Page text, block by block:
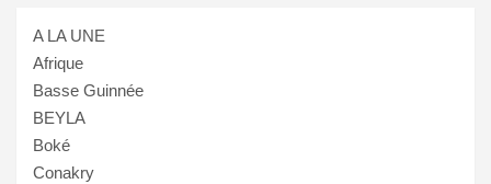
A LA UNE
Afrique
Basse Guinnée
BEYLA
Boké
Conakry